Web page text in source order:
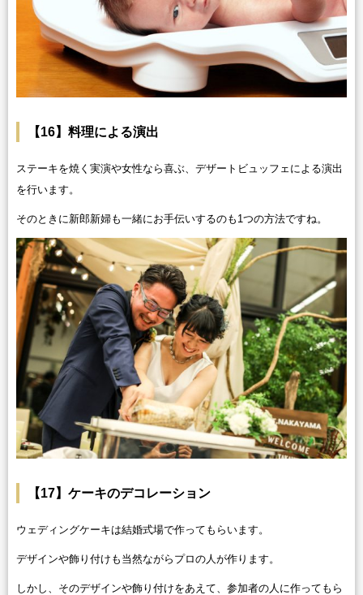
【16】料理による演出
ステーキを焼く実演や女性なら喜ぶ、デザートビュッフェによる演出
を行います。
そのときに新郎新婦も一緒にお手伝いするのも1つの方法ですね。
【17】ケーキのデコレーション
ウェディングケーキは結婚式場で作ってもらいます。
デザインや飾り付けも当然ながらプロの人が作ります。
しかし、そのデザインや飾り付けをあえて、参加者の人に作ってもら